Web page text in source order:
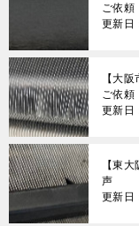
ご依頼
更新日
【大
ご依頼
更新日
【東
声
更新日